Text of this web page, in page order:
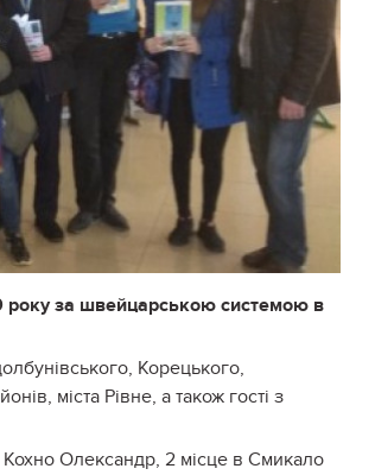
року за швейцарською системою в
Корецького,
міста Рівне, а також гості з
Олександр, 2 місце в Смикало